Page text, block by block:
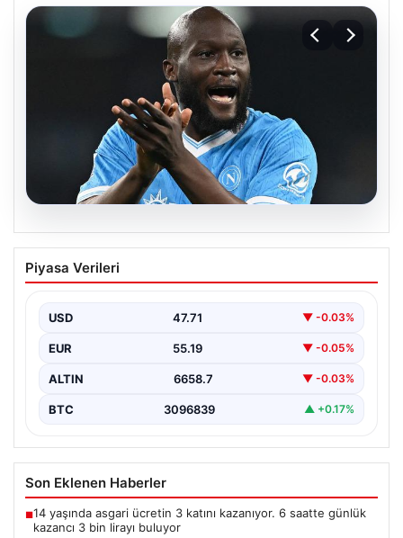
Fenerbahçe, Lukaku transferini
bitiriyor! Defansların korkulu rüyası
Piyasa Verileri
USD 47.71 ▼ -0.03%
EUR 55.19 ▼ -0.05%
ALTIN 6658.7 ▼ -0.03%
BTC 3096839 ▲ +0.17%
Son Eklenen Haberler
■14 yaşında asgari ücretin 3 katını kazanıyor. 6 saatte günlük
kazancı 3 bin lirayı buluyor